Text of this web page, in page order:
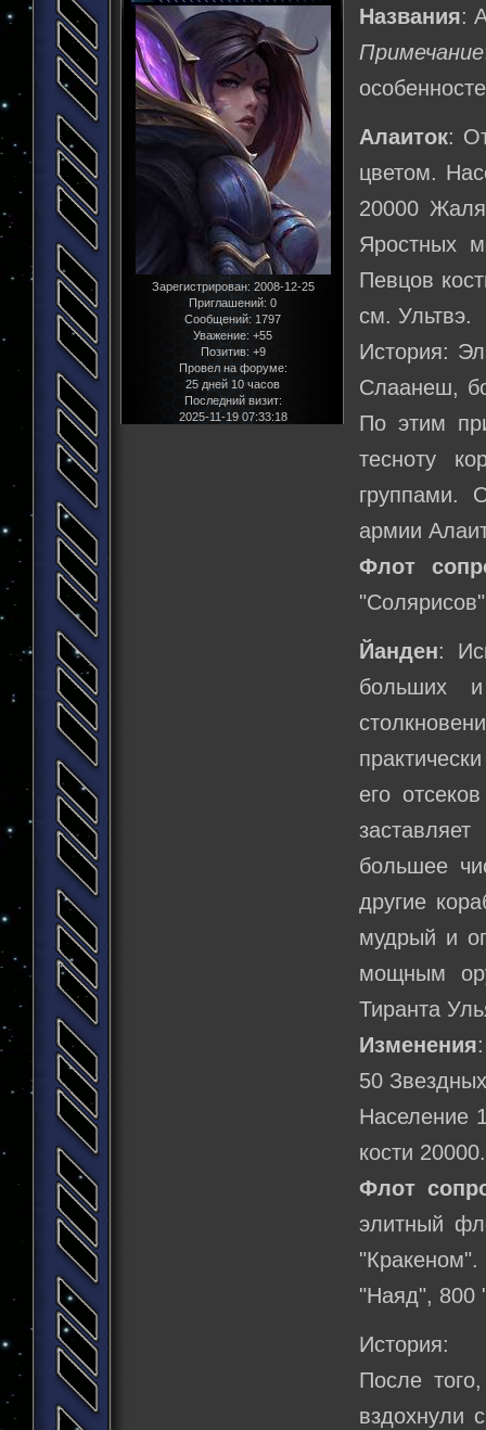
Зарегистрирован: 2008-12-25
Приглашений: 0
Сообщений: 1797
Уважение: +55
Позитив: +9
Провел на форуме:
25 дней 10 часов
Последний визит:
2025-11-19 07:33:18
Названия:
Примечание
Алаиток:
цветом.
20000
Яростных
Певцов
см. Ультвэ.
История:
Слаанеш,
По этим
тесноту
группами.
армии
Флот
Йанден:
больших
его
большее
другие
мудрый и
мощным
Тиранта
Изменения
50
Население
кости
Флот
элитный
"Наяд", 800
История:
После
вздохнули